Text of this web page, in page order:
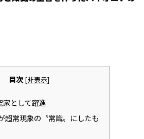
目次 [非表示]
家として躍進
超常現象の〝常識〟にしたも